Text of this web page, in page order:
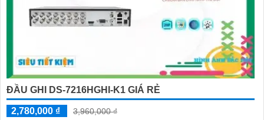
ĐẦU GHI DS-7216HGHI-K1 GIÁ RẺ
2,780,000 ₫
3,960,000 ₫